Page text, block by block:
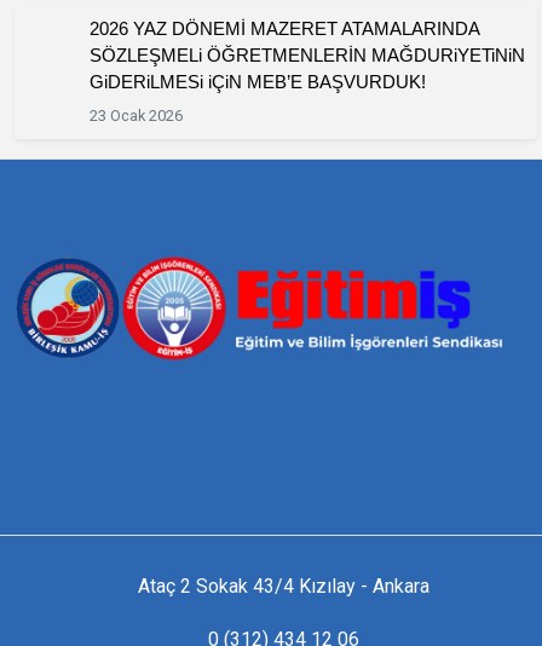
2026 YAZ DÖNEMİ MAZERET ATAMALARINDA
SÖZLEŞMELi ÖĞRETMENLERİN MAĞDURiYETiNiN
GiDERiLMESi iÇiN MEB’E BAŞVURDUK!
23 Ocak 2026
Ataç 2 Sokak 43/4 Kızılay - Ankara
0 (312) 434 12 06